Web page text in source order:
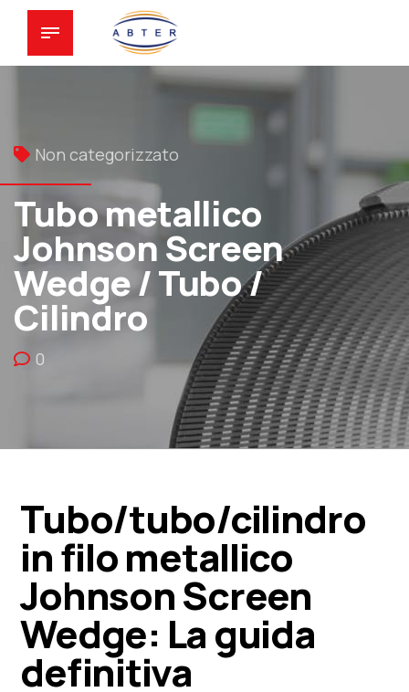
Non categorizzato
Tubo metallico
Johnson Screen
Wedge / Tubo /
Cilindro
0
Tubo/tubo/cilindro
in filo metallico
Johnson Screen
Wedge: La guida
definitiva